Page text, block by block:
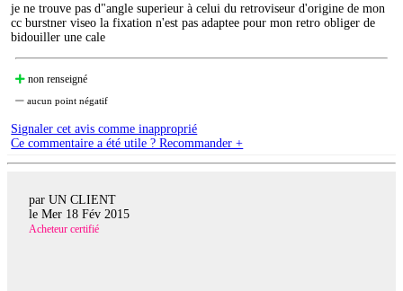
je ne trouve pas d"angle superieur à celui du retroviseur d'origine de mon
cc burstner viseo la fixation n'est pas adaptee pour mon retro obliger de
bidouiller une cale
non renseigné
aucun point négatif
Signaler cet avis comme inapproprié
Ce commentaire a été utile ? Recommander +
par UN CLIENT
le Mer 18 Fév 2015
Acheteur certifié